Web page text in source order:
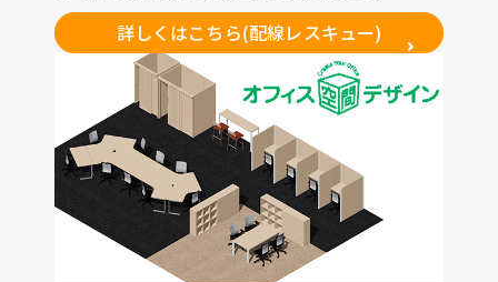
詳しくはこちら(配線レスキュー)